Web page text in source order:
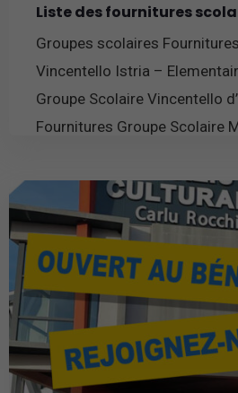
Liste des fournitures
Groupes scolaires
Vincentello Istria –
Groupe Scolaire Vincentello
Fournitures Groupe Scolaire